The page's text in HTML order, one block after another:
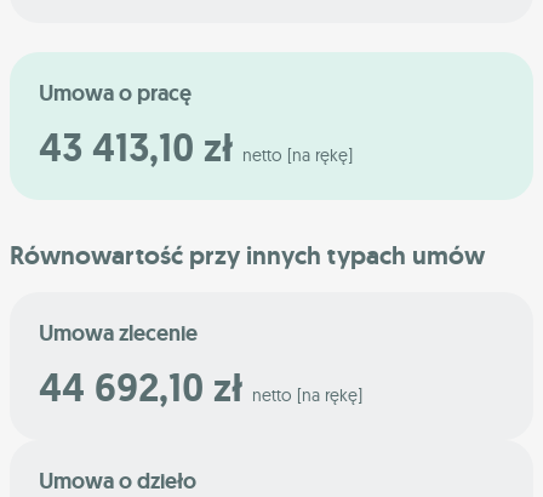
Umowa o pracę
43 413,10 zł netto [na rękę]
Równowartość przy innych typach umów
Umowa zlecenie
44 692,10 zł netto [na rękę]
Umowa o dzieło